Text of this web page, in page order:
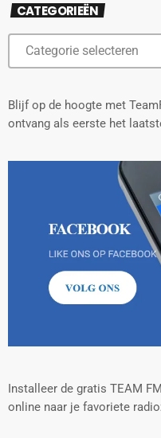
CATEGORIEËN
Blijf op de hoogte met
ontvang als eerste het
Installeer de gratis TEAM
online naar je favoriete